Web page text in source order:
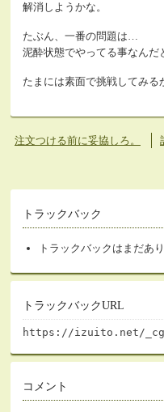
解消しようかな。
たぶん、一番の問題は…
泥酔状態でやってる事なんだ
たまには素面で挑戦してみる
注文つける前に妥協しろ。
トラックバック
トラックバックはまだあり
トラックバックURL
https://izuito.net/
コメント